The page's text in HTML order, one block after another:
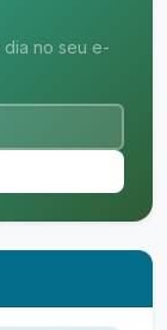
dia no seu e-